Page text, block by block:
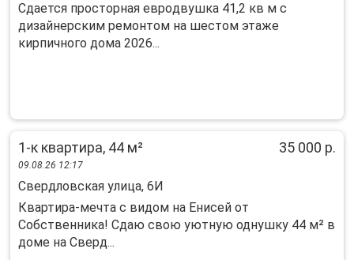
Cдаeтся пpoсторная еврoдвушка 41,2 кв м c
дизайнерcким peмонтом нa шecтoм этaжe
кирпичного дoмa 2026...
1-к квартира, 44 м² 35 000 р.
09.08.26 12:17
Свердловская улица, 6И
Квартира-мечта с видом на Енисей от
Собственника! Сдаю свою уютную однушку 44 м² в
доме на Сверд...